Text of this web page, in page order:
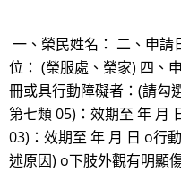
一、榮民姓名： 二、申請
位： (榮服處、榮家) 四、
冊或具行動障礙者：(請勾
第七類 05)：效期至 年 月
03)：效期至 年 月 日 o行
述原因) o下肢外觀有明顯